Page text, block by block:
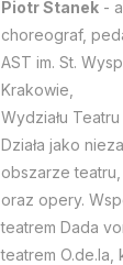
Piotr Stanek -
choreograf,
AST im. St.
Krakowie,
Wydziału
Działa jako
obszarze
oraz opery.
teatrem Dada
teatrem